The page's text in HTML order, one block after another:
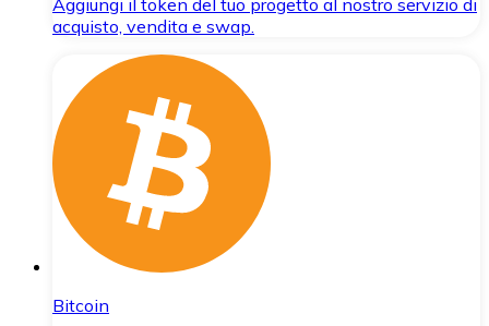
Aggiungi il token del tuo progetto al nostro servizio di
acquisto, vendita e swap.
Bitcoin